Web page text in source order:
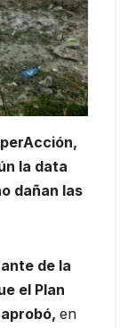
la data
dañan las
de la
el Plan
en